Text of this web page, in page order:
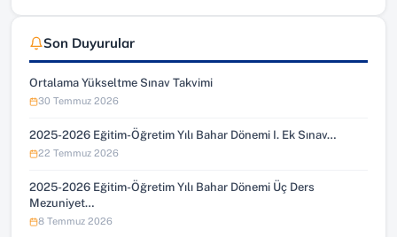
Son Duyurular
Ortalama Yükseltme Sınav Takvimi
30 Temmuz 2026
2025-2026 Eğitim-Öğretim Yılı Bahar Dönemi I. Ek Sınav…
22 Temmuz 2026
2025-2026 Eğitim-Öğretim Yılı Bahar Dönemi Üç Ders
Mezuniyet…
8 Temmuz 2026